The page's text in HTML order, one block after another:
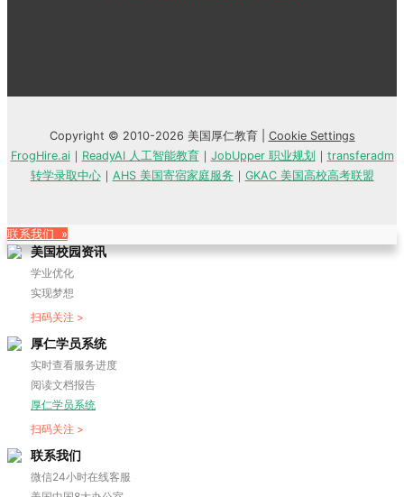
Copyright © 2010-2026 美国厚仁教育 | Cookie Settings
FrogHire.ai｜ ReadyAI 人工智能教育｜ JobUpper 职业规划 ｜ transferadm
转学录取中心｜ AHS 美国寄宿家庭服务 ｜ GKAC 美国高校高考联盟
联系我们 »
美国校园资讯
学业优化
实现梦想
扫码关注 >
厚仁学员系统
实时查看服务进度
阅读文档报告
厚仁学员系统
扫码关注 >
联系我们
微信24小时在线客服